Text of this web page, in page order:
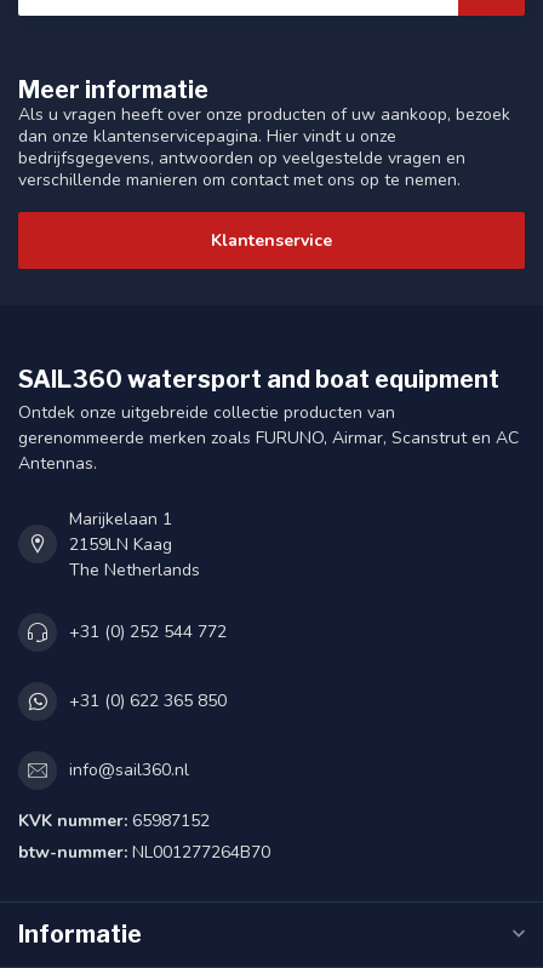
Meer informatie
Als u vragen heeft over onze producten of uw aankoop, bezoek
dan onze klantenservicepagina. Hier vindt u onze
bedrijfsgegevens, antwoorden op veelgestelde vragen en
verschillende manieren om contact met ons op te nemen.
Klantenservice
SAIL360 watersport and boat equipment
Ontdek onze uitgebreide collectie producten van
gerenommeerde merken zoals FURUNO, Airmar, Scanstrut en AC
Antennas.
Marijkelaan 1
2159LN Kaag
The Netherlands
+31 (0) 252 544 772
+31 (0) 622 365 850
info@sail360.nl
KVK nummer: 65987152
btw-nummer: NL001277264B70
Informatie